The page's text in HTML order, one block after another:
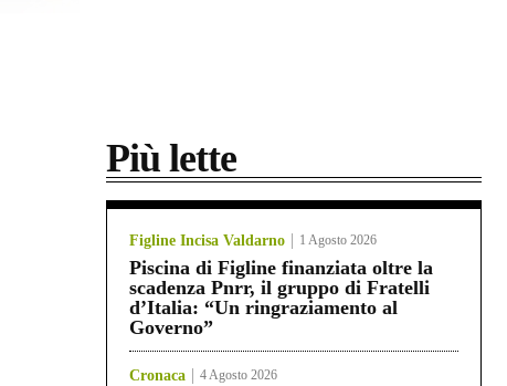
Più lette
Figline Incisa Valdarno 1 Agosto 2026
Piscina di Figline finanziata oltre la
scadenza Pnrr, il gruppo di Fratelli
d’Italia: “Un ringraziamento al
Governo”
Cronaca 4 Agosto 2026